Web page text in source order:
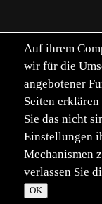
Auf ihrem
wir für die
angebotener
Seiten
Sie das nicht
Einstellungen
Mechanismen
verlassen Sie
OK